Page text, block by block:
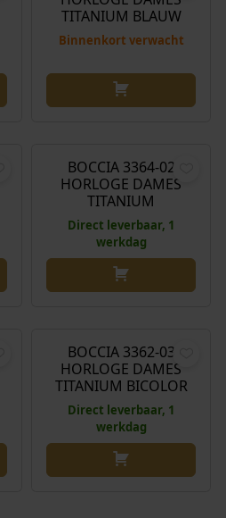
TITANIUM BLAUW
Binnenkort verwacht
BOCCIA 3364-02
HORLOGE DAMES
TITANIUM
Direct leverbaar, 1
werkdag
BOCCIA 3362-03
HORLOGE DAMES
TITANIUM BICOLOR
Direct leverbaar, 1
werkdag